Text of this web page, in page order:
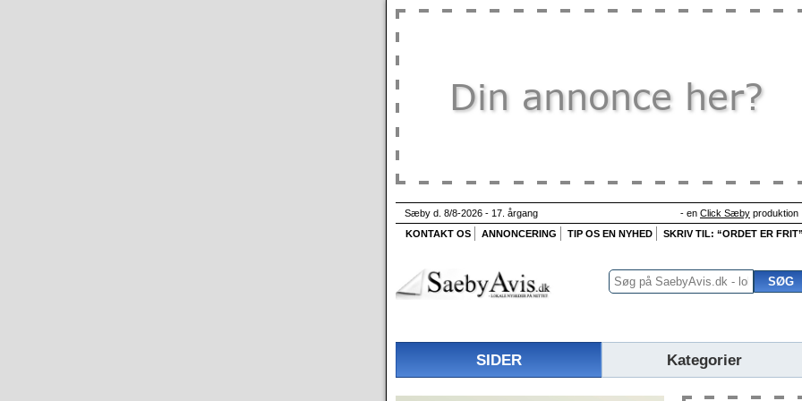
Sæby d. 8/8-2026 - 17. årgang - en Click Sæby produktion
KONTAKT OS
ANNONCERING TIP OS EN NYHED SKRIV TIL: “ORDET ER
SIDER Kategorier